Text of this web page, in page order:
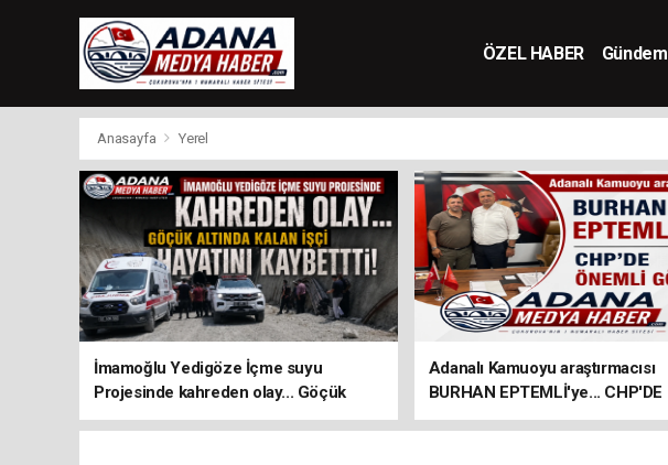
ÖZEL HABER Gündem
Anasayfa Yerel
İmamoğlu Yedigöze İçme suyu
Projesinde kahreden olay... Göçük
altında kalan İşçi hayatını kaybetti!
Adanalı Kamuoyu araştırmacısı
BURHAN EPTEMLİ'ye... CHP'DE
ÖNEMLİ GÖREV...